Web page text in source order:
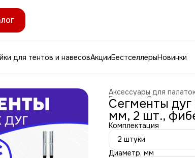
для тентов и навесовАкцииБестселлерыНовинки
Аксессуары для
Спорт и
Главная ›
Сегменты дуг
мм, 2 шт.,
Комплектация
2 штуки
Диаметр, мм